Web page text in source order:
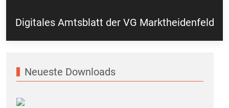
Digitales Amtsblatt der VG Marktheidenfeld
Neueste Downloads